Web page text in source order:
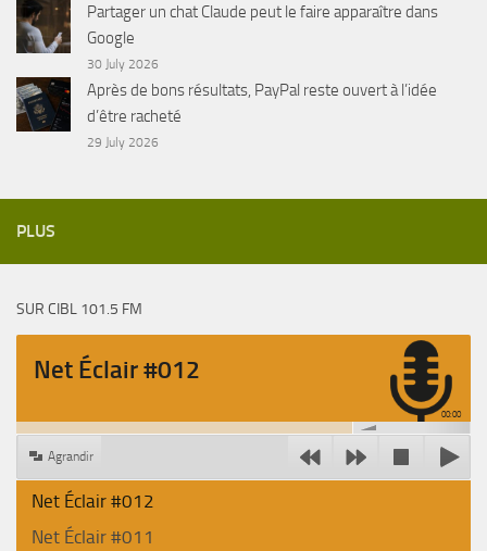
Partager un chat Claude peut le faire apparaître dans
Google
30 July 2026
Après de bons résultats, PayPal reste ouvert à l’idée
d’être racheté
29 July 2026
PLUS
SUR CIBL 101.5 FM
Net Éclair #012
00:00
Agrandir
Net Éclair #012
Net Éclair #011